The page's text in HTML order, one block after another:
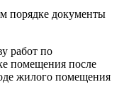
порядке документы
работ по
помещения после
жилого помещения